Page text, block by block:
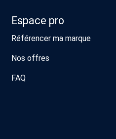
Espace pro
Référencer ma marque
Nos offres
FAQ